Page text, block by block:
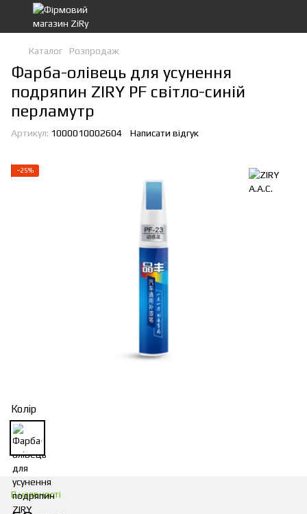
Каталог Розпродаж
Фарба-олівець для усунення
подряпин ZIRY PF світло-синій
перламутр
Артикул: 1000010002604 Написати відгук
−25%
Колір
В наявності